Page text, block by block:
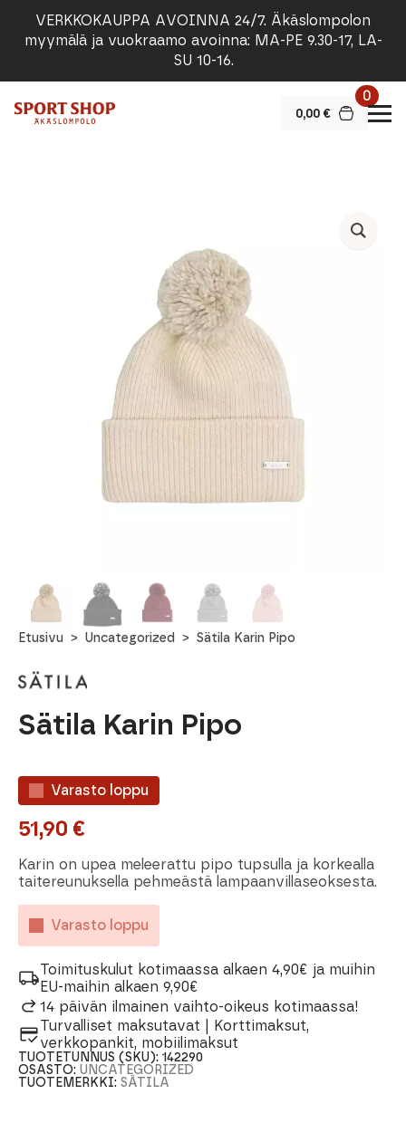
VERKKOKAUPPA AVOINNA 24/7. Äkäslompolon
myymälä ja vuokraamo avoinna: MA-PE 9.30-17, LA-
SU 10-16.
0,00 €
0
Etusivu Uncategorized Sätila Karin Pipo
Sätila Karin Pipo
Varasto loppu
51,90 €
Karin on upea meleerattu pipo tupsulla ja korkealla
taitereunuksella pehmeästä lampaanvillaseoksesta.
Varasto loppu
Toimituskulut kotimaassa alkaen 4,90€ ja muihin
EU-maihin alkaen 9,90€
14 päivän ilmainen vaihto-oikeus kotimaassa!
Turvalliset maksutavat | Korttimaksut,
verkkopankit, mobiilimaksut
TUOTETUNNUS (SKU):142290
OSASTO:UNCATEGORIZED
TUOTEMERKKI:SÄTILA